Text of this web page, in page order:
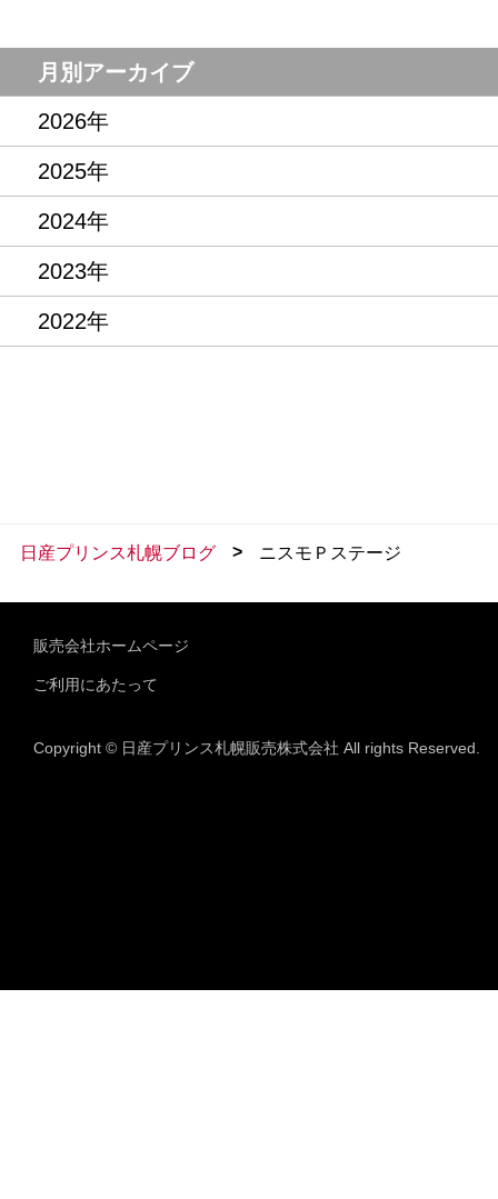
月別アーカイブ
2026年
2025年
2024年
2023年
2022年
日産プリンス札幌ブログ > ニスモＰステージ
販売会社ホームページ
ご利用にあたって
Copyright © 日産プリンス札幌販売株式会社 All rights Reserved.